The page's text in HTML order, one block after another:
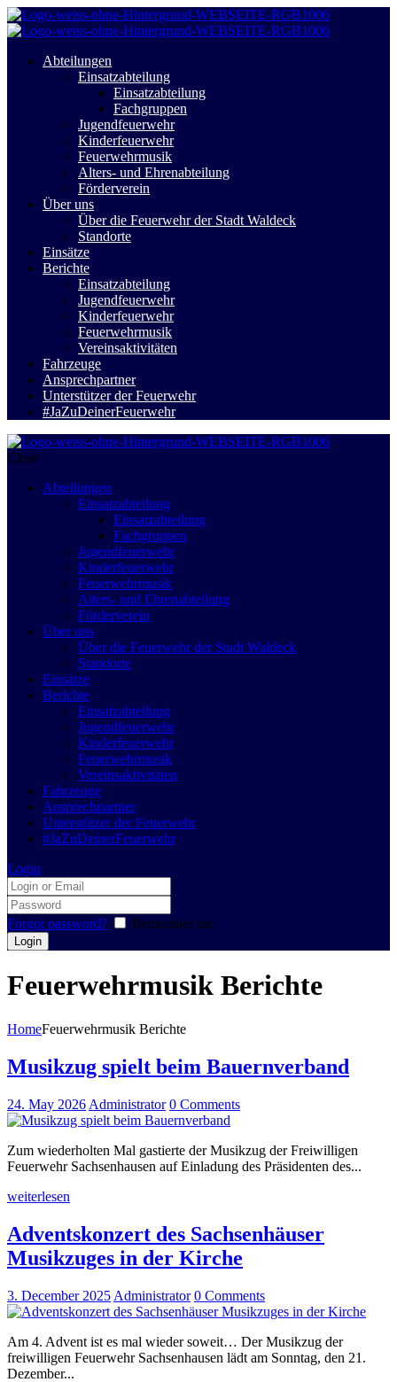
Abteilungen
Einsatzabteilung
Einsatzabteilung
Fachgruppen
Jugendfeuerwehr
Kinderfeuerwehr
Feuerwehrmusik
Alters- und Ehrenabteilung
Förderverein
Über uns
Über die Feuerwehr der Stadt Waldeck
Standorte
Einsätze
Berichte
Einsatzabteilung
Jugendfeuerwehr
Kinderfeuerwehr
Feuerwehrmusik
Vereinsaktivitäten
Fahrzeuge
Ansprechpartner
Unterstützer der Feuerwehr
#JaZuDeinerFeuerwehr
Close
Abteilungen
Einsatzabteilung
Einsatzabteilung
Fachgruppen
Jugendfeuerwehr
Kinderfeuerwehr
Feuerwehrmusik
Alters- und Ehrenabteilung
Förderverein
Über uns
Über die Feuerwehr der Stadt Waldeck
Standorte
Einsätze
Berichte
Einsatzabteilung
Jugendfeuerwehr
Kinderfeuerwehr
Feuerwehrmusik
Vereinsaktivitäten
Fahrzeuge
Ansprechpartner
Unterstützer der Feuerwehr
#JaZuDeinerFeuerwehr
Login
Forgot password? Remember me
Feuerwehrmusik Berichte
HomeFeuerwehrmusik Berichte
Musikzug spielt beim Bauernverband
24. May 2026 Administrator 0 Comments
Zum wiederholten Mal gastierte der Musikzug der Freiwilligen
Feuerwehr Sachsenhausen auf Einladung des Präsidenten des...
weiterlesen
Adventskonzert des Sachsenhäuser
Musikzuges in der Kirche
3. December 2025 Administrator 0 Comments
Am 4. Advent ist es mal wieder soweit… Der Musikzug der
freiwilligen Feuerwehr Sachsenhausen lädt am Sonntag, den 21.
Dezember...